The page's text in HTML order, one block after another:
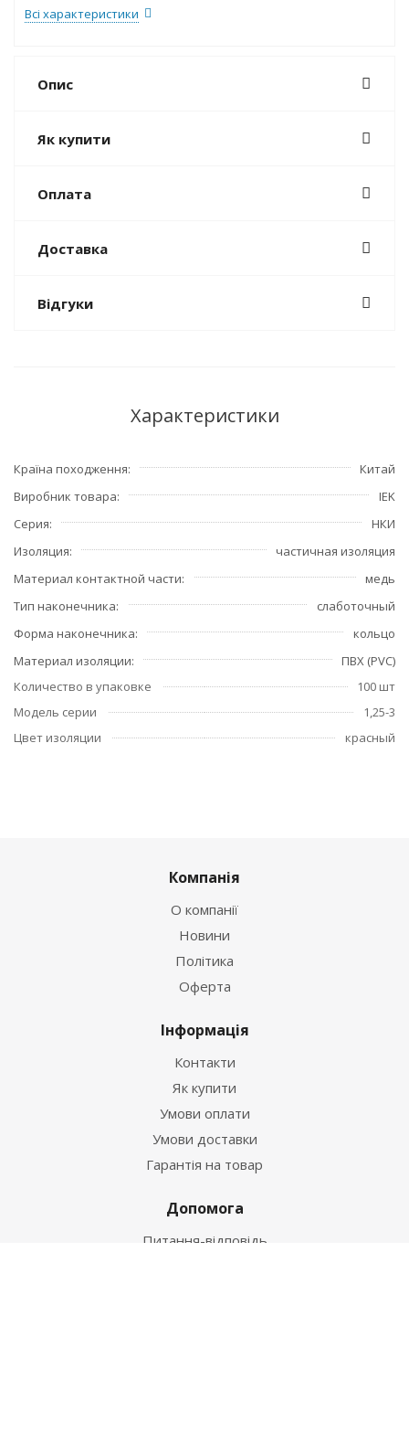
Всі характеристики
Опис
Як купити
Оплата
Доставка
Відгуки
Характеристики
Країна походження
Китай
Виробник товара
IEK
Серия
НКИ
Изоляция
частичная изоляция
Материал контактной части
медь
Тип наконечника
слаботочный
Форма наконечника
кольцо
Материал изоляции
ПВХ (PVC)
Количество в упаковке
100 шт
Модель серии
1,25-3
Цвет изоляции
красный
Компанія
О компанії
Новини
Політика
Оферта
Інформація
Контакти
Як купити
Умови оплати
Умови доставки
Гарантія на товар
Допомога
Питання-відповідь